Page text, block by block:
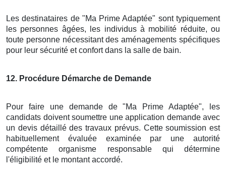
Les destinataires de "Ma Prime Adaptée" sont typiquement
les personnes âgées, les individus à mobilité réduite, ou
toute personne nécessitant des aménagements spécifiques
pour leur sécurité et confort dans la salle de bain.
12. Procédure Démarche de Demande
Pour faire une demande de "Ma Prime Adaptée", les
candidats doivent soumettre une application demande avec
un devis détaillé des travaux prévus. Cette soumission est
habituellement évaluée examinée par une autorité
compétente organisme responsable qui détermine
l'éligibilité et le montant accordé.